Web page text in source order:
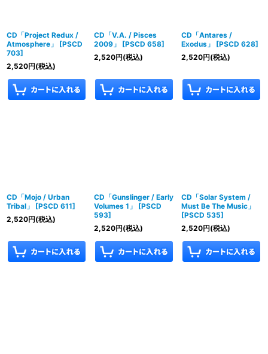
CD「Project Redux /
Atmosphere」
[PSCD
703]
2,520円(税込)
CD「V.A. / Pisces
2009」
[PSCD 658]
2,520円(税込)
CD「Antares /
Exodus」
[PSCD 628]
2,520円(税込)
CD「Mojo / Urban
Tribal」
[PSCD 611]
2,520円(税込)
CD「Gunslinger / Early
Volumes 1」
[PSCD
593]
2,520円(税込)
CD「Solar System /
Must Be The Music」
[PSCD 535]
2,520円(税込)